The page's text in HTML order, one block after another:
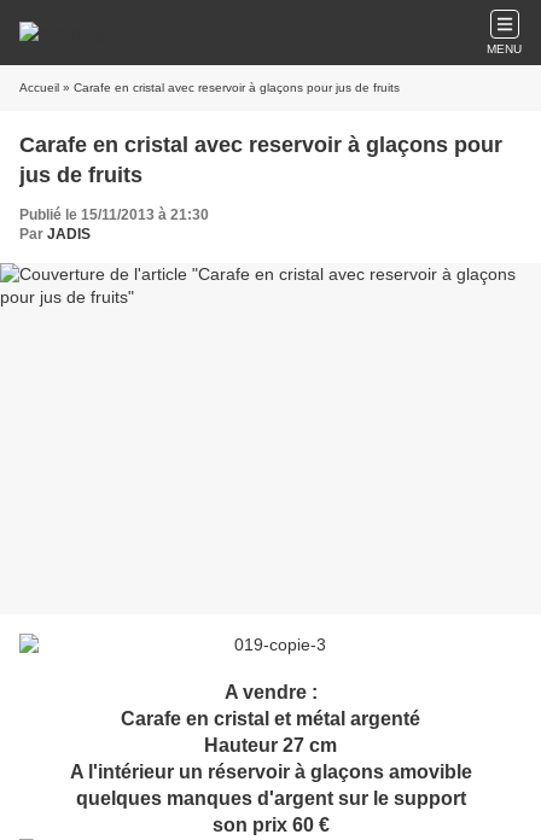
MENU
Accueil » Carafe en cristal avec reservoir à glaçons pour jus de fruits
Carafe en cristal avec reservoir à glaçons pour
jus de fruits
Publié le 15/11/2013 à 21:30
Par JADIS
A vendre :
Carafe en cristal et métal argenté
Hauteur 27 cm
A l'intérieur un réservoir à glaçons amovible
quelques manques d'argent sur le support
son prix 60 €